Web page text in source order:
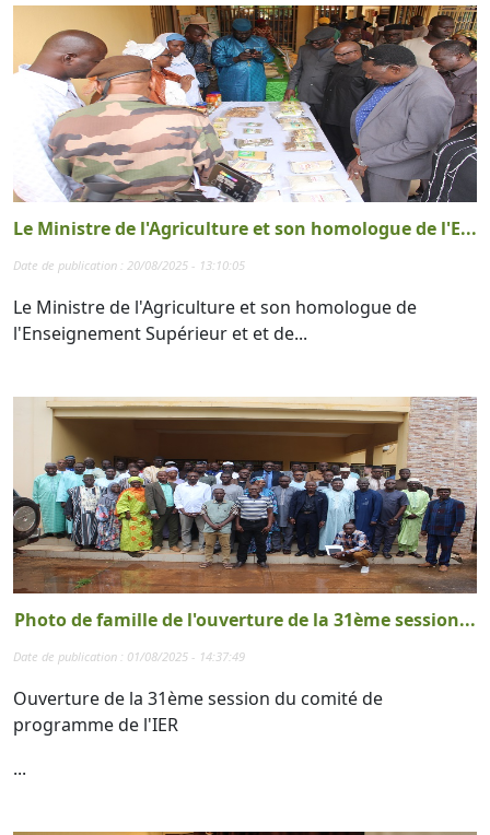
Le Ministre de l'Agriculture et son homologue de l'E...
Date de publication : 20/08/2025 - 13:10:05
Le Ministre de l'Agriculture et son homologue de
l'Enseignement Supérieur et et de...
Photo de famille de l'ouverture de la 31ème session...
Date de publication : 01/08/2025 - 14:37:49
Ouverture de la 31ème session du comité de
programme de l'IER
...